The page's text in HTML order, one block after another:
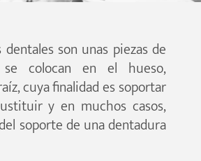
son unas piezas de
colocan en el hueso,
cuya finalidad es soportar
y en muchos casos,
soporte de una dentadura